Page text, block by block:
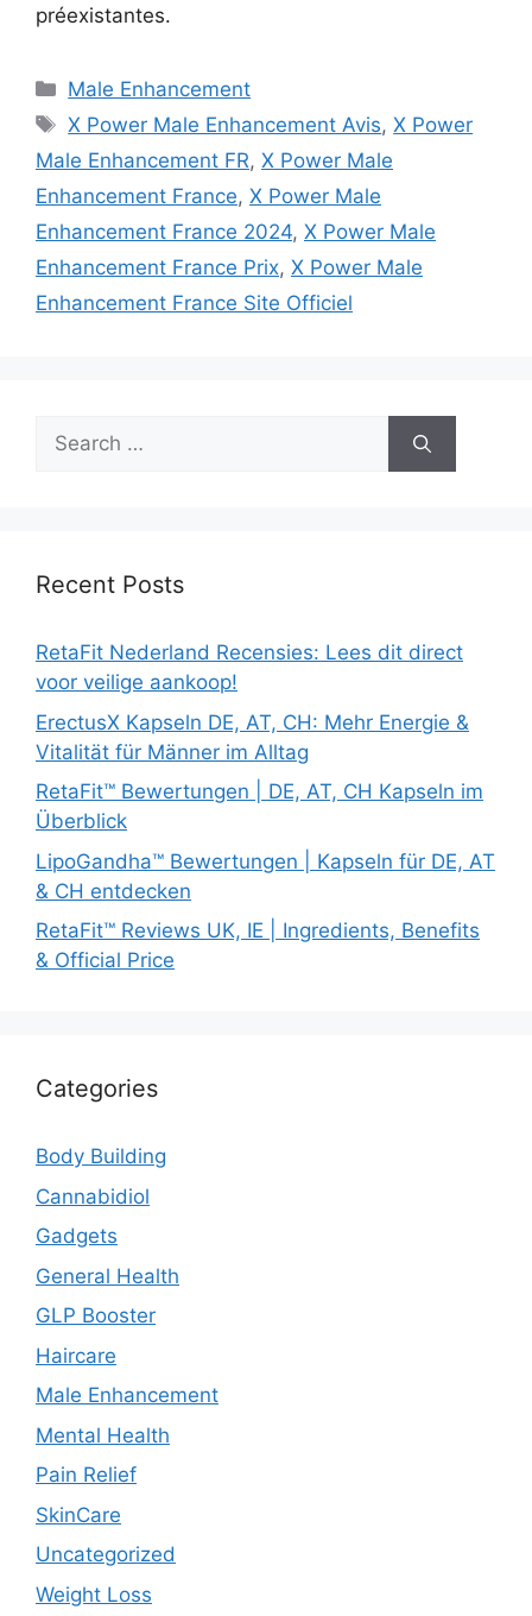
préexistantes.
Categories
Male Enhancement
Tags
X Power Male Enhancement Avis,X Power
Male Enhancement FR, X Power Male
Enhancement France, X Power Male
Enhancement France 2024, X Power Male
Enhancement France Prix, X Power Male
Enhancement France Site Officiel
Search
for:
Recent Posts
RetaFit Nederland Recensies: Lees dit direct
voor veilige aankoop!
ErectusX Kapseln DE, AT, CH: Mehr Energie &
Vitalität für Männer im Alltag
RetaFit™ Bewertungen | DE, AT, CH Kapseln im
Überblick
LipoGandha™ Bewertungen | Kapseln für DE, AT
& CH entdecken
RetaFit™ Reviews UK, IE | Ingredients, Benefits
& Official Price
Categories
Body Building
Cannabidiol
Gadgets
General Health
GLP Booster
Haircare
Male Enhancement
Mental Health
Pain Relief
SkinCare
Uncategorized
Weight Loss